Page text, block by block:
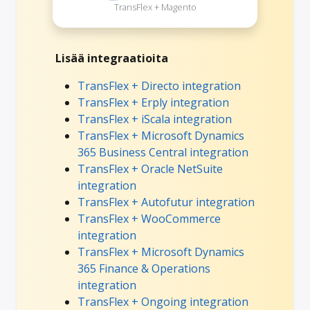
TransFlex + Magento
Lisää integraatioita
TransFlex + Directo integration
TransFlex + Erply integration
TransFlex + iScala integration
TransFlex + Microsoft Dynamics
365 Business Central integration
TransFlex + Oracle NetSuite
integration
TransFlex + Autofutur integration
TransFlex + WooCommerce
integration
TransFlex + Microsoft Dynamics
365 Finance & Operations
integration
TransFlex + Ongoing integration